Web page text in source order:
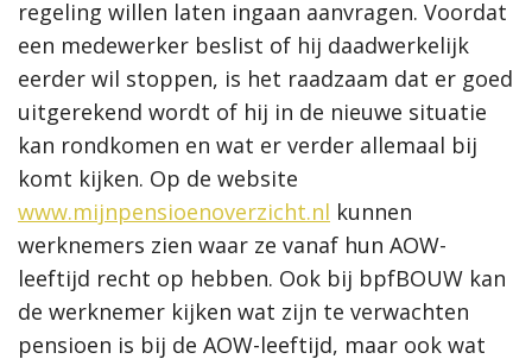
regeling willen laten ingaan aanvragen. Voordat
een medewerker beslist of hij daadwerkelijk
eerder wil stoppen, is het raadzaam dat er goed
uitgerekend wordt of hij in de nieuwe situatie
kan rondkomen en wat er verder allemaal bij
komt kijken. Op de website
www.mijnpensioenoverzicht.nl kunnen
werknemers zien waar ze vanaf hun AOW-
leeftijd recht op hebben. Ook bij bpfBOUW kan
de werknemer kijken wat zijn te verwachten
pensioen is bij de AOW-leeftijd, maar ook wat